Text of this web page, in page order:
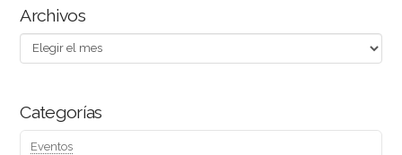
Archivos
Archivos
Categorías
Eventos